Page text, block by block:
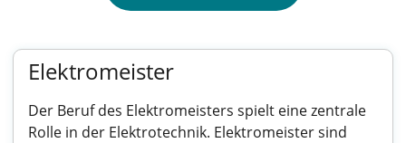
Elektromeister
Der Beruf des Elektromeisters spielt eine zentrale
Rolle in der Elektrotechnik. Elektromeister sind